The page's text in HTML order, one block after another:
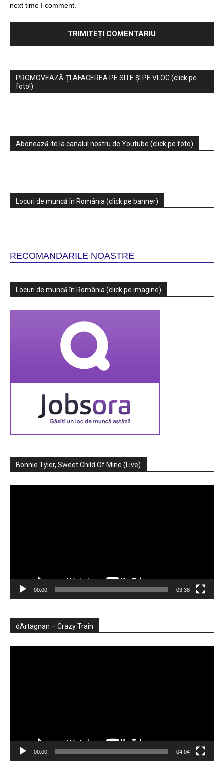
next time I comment.
PROMOVEAZĂ-ȚI AFACEREA PE SITE ȘI PE VLOG (click pe
foto!)
Abonează-te la canalul nostru de Youtube (click pe foto)
Locuri de muncă în România (click pe banner)
RECOMANDARILE NOASTRE
Locuri de muncă în România (click pe imagine)
Bonnie Tyler, Sweet Child Of Mine (Live)
00:00 03:38
dArtagnan – Crazy Train
00:00 04:04